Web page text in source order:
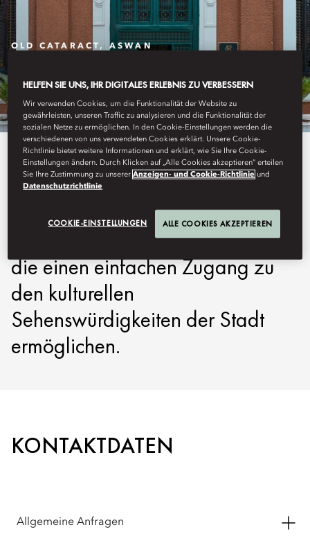
OLD CATARACT, ASWAN
KONTAKTIEREN SIE UNS
Erfahren Sie mehr über unseren
Standort in Assuan und wie Sie
uns erreichen. Finden Sie
detaillierte Wegbeschreibungen,
die einen einfachen Zugang zu
den kulturellen
Sehenswürdigkeiten der Stadt
ermöglichen.
KONTAKTDATEN
Allgemeine Anfragen
HELFEN SIE UNS, IHR DIGITALES ERLEBNIS ZU VERBESSERN
Wir verwenden Cookies, um die Funktionalität der Website zu
gewährleisten, unseren Traffic zu analysieren und die Funktionalität der
sozialen Netze zu ermöglichen. In den Cookie-Einstellungen werden die
verschiedenen von uns verwendeten Cookies erklärt. Unsere Cookie-
Richtlinie bietet weitere Informationen und erklärt, wie Sie Ihre Cookie-
Einstellungen ändern. Durch Klicken auf „Alle Cookies akzeptieren“ erteilen
Sie Ihre Zustimmung zu unsererAnzeigen- und Cookie-Richtlinie und
Datenschutzrichtlinie
COOKIE-EINSTELLUNGEN ALLE COOKIES AKZEPTIEREN